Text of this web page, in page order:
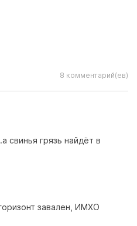
8 комментарий(ев)
свинья грязь найдёт в
завален, ИМХО